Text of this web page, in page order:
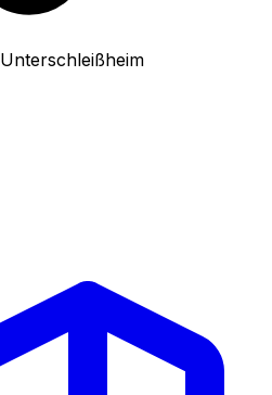
Unterschleißheim